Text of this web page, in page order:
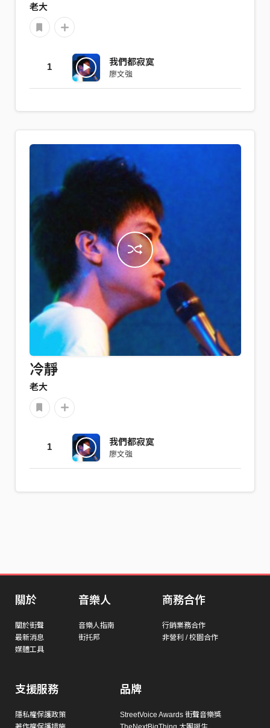
老大
1 我們都寂寞
廖文強
冷靜
老大
1 我們都寂寞
廖文強
關於
關於街聲
最新消息
媒體工具
音樂人
音樂人指南
街托邦
商務合作
行銷業務合作
非營利 / 校園合作
支援服務
隱私權保護政策
品牌
StreetVoice Awards 街聲音樂獎